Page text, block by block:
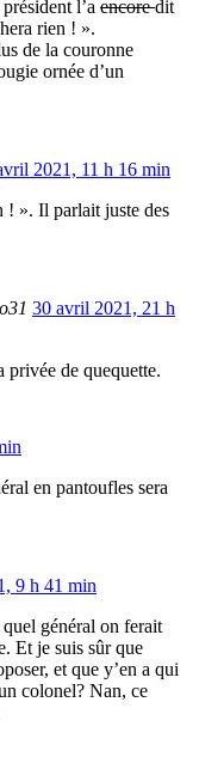
l’a encoredit
rien ! ».
de la couronne
ornée d’un
2021, 11 h 16 min
! ». Il parlait juste des
30 avril 2021, 21 h
privée de quequette.
en pantoufles sera
9 h 41 min
général on ferait
Et je suis sûr que
et que y’en a qui
colonel? Nan, ce